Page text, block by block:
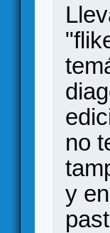
no
y